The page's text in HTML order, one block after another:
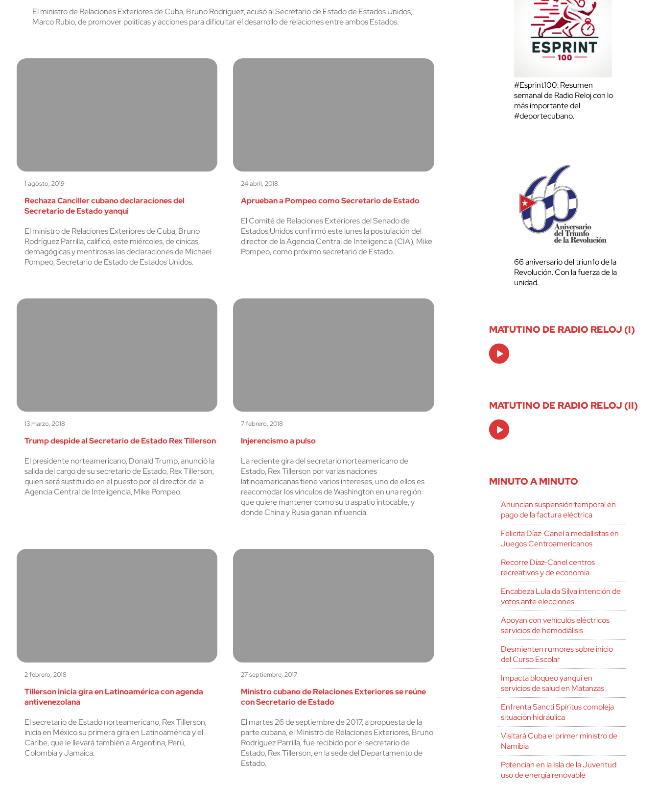
El ministro de Relaciones Exteriores de Cuba, Bruno Rodríguez, acusó al Secretario de Estado de Estados Unidos,
Marco Rubio, de promover políticas y acciones para dificultar el desarrollo de relaciones entre ambos Estados.
1 agosto, 2019
Rechaza Canciller cubano declaraciones del
Secretario de Estado yanqui
El ministro de Relaciones Exteriores de Cuba, Bruno
Rodríguez Parrilla, calificó, este miércoles, de cínicas,
demagógicas y mentirosas las declaraciones de Michael
Pompeo, Secretario de Estado de Estados Unidos.
24 abril, 2018
Aprueban a Pompeo como Secretario de Estado
El Comité de Relaciones Exteriores del Senado de
Estados Unidos confirmó este lunes la postulación del
director de la Agencia Central de Inteligencia (CIA), Mike
Pompeo, como próximo secretario de Estado.
13 marzo, 2018
Trump despide al Secretario de Estado Rex Tillerson
El presidente norteamericano, Donald Trump, anunció la
salida del cargo de su secretario de Estado, Rex Tillerson,
quien será sustituido en el puesto por el director de la
Agencia Central de Inteligencia, Mike Pompeo.
7 febrero, 2018
Injerencismo a pulso
La reciente gira del secretario norteamericano de
Estado, Rex Tillerson por varias naciones
latinoamericanas tiene varios intereses, uno de ellos es
reacomodar los vínculos de Washington en una región
que quiere mantener como su traspatio intocable, y
donde China y Rusia ganan influencia.
2 febrero, 2018
Tillerson inicia gira en Latinoamérica con agenda
antivenezolana
El secretario de Estado norteamericano, Rex Tillerson,
inicia en México su primera gira en Latinoamérica y el
Caribe, que le llevará también a Argentina, Perú,
Colombia y Jamaica.
27 septiembre, 2017
Ministro cubano de Relaciones Exteriores se reúne
con Secretario de Estado
El martes 26 de septiembre de 2017, a propuesta de la
parte cubana, el Ministro de Relaciones Exteriores, Bruno
Rodríguez Parrilla, fue recibido por el secretario de
Estado, Rex Tillerson, en la sede del Departamento de
Estado.
#Esprint100: Resumen
semanal de Radio Reloj con lo
más importante del
#deportecubano.
66 aniversario del triunfo de la
Revolución. Con la fuerza de la
unidad.
MATUTINO DE RADIO RELOJ (I)
Audio
Player
MATUTINO DE RADIO RELOJ (II)
Audio
Player
MINUTO A MINUTO
Anuncian suspensión temporal en
pago de la factura eléctrica
Felicita Díaz-Canel a medallistas en
Juegos Centroamericanos
Recorre Díaz-Canel centros
recreativos y de economía
Encabeza Lula da Silva intención de
votos ante elecciones
Apoyan con vehículos eléctricos
servicios de hemodiálisis
Desmienten rumores sobre inicio
del Curso Escolar
Impacta bloqueo yanqui en
servicios de salud en Matanzas
Enfrenta Sancti Spíritus compleja
situación hidráulica
Visitará Cuba el primer ministro de
Namibia
Potencian en la Isla de la Juventud
uso de energía renovable